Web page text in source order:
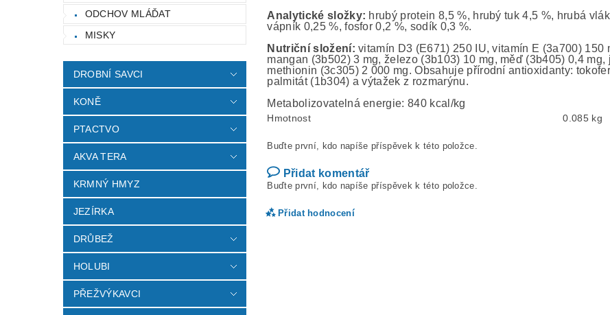
ODCHOV MLÁĎAT
MISKY
DROBNÍ SAVCI
KONĚ
PTACTVO
AKVA TERA
KRMNÝ HMYZ
JEZÍRKA
DRŮBEŽ
HOLUBI
PŘEŽVÝKAVCI
Analytické složky: hrubý protein 8,5 %, hrubý tuk 4,5 %, hrubá
vápník 0,25 %, fosfor 0,2 %, sodík 0,3 %.
Nutriční složení:vitamín D3 (E671) 250 IU, vitamín E (3a700)
mangan (3b502) 3 mg, železo (3b103) 10 mg, měď (3b405) 0,4
methionin (3c305) 2 000 mg. Obsahuje přírodní antioxidanty:
palmitát (1b304) a výtažek z rozmarýnu.
Metabolizovatelná energie: 840 kcal/kg
Hmotnost 0.085 kg
Buďte první, kdo napíše příspěvek k této položce.
Přidat komentář
Buďte první, kdo napíše příspěvek k této položce.
Přidat hodnocení